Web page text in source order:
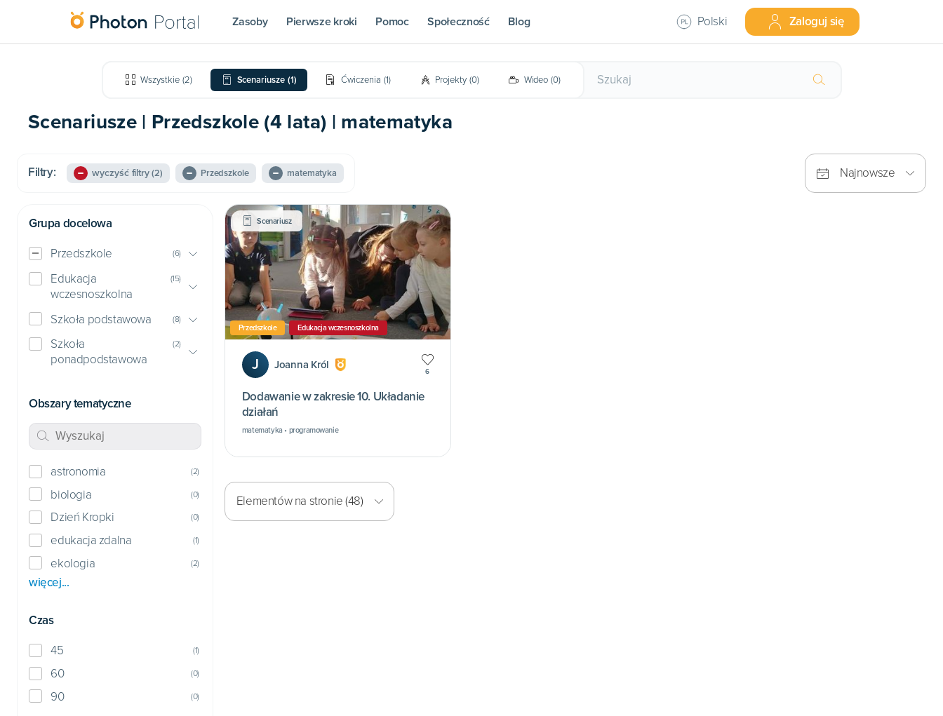
Zasoby Pierwsze kroki Pomoc Społeczność Blog Polski Zaloguj się
Wszystkie (2) Scenariusze (1) Ćwiczenia (1) Projekty (0) Wideo (0)
Scenariusze | Przedszkole (4 lata) | matematyka
Filtry: wyczyść filtry(2) Przedszkole matematyka Najnowsze
Grupa docelowa
Przedszkole (6)
Edukacja
wczesnoszkolna
(15)
Szkoła podstawowa (8)
Szkoła
ponadpodstawowa
(2)
Obszary tematyczne
astronomia (2)
biologia (0)
Dzień Kropki (0)
edukacja zdalna (1)
ekologia (2)
więcej...
Czas
45 (1)
60 (0)
90 (0)
Scenariusz
Przedszkole Edukacja wczesnoszkolna
J Joanna Król
6
Dodawanie w zakresie 10. Układanie
działań
matematyka • programowanie
Elementów na stronie (48)